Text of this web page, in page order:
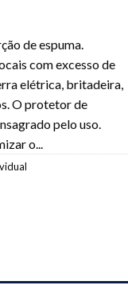
de espuma.
com excesso de
elétrica, britadeira,
O protetor de
pelo uso.
o